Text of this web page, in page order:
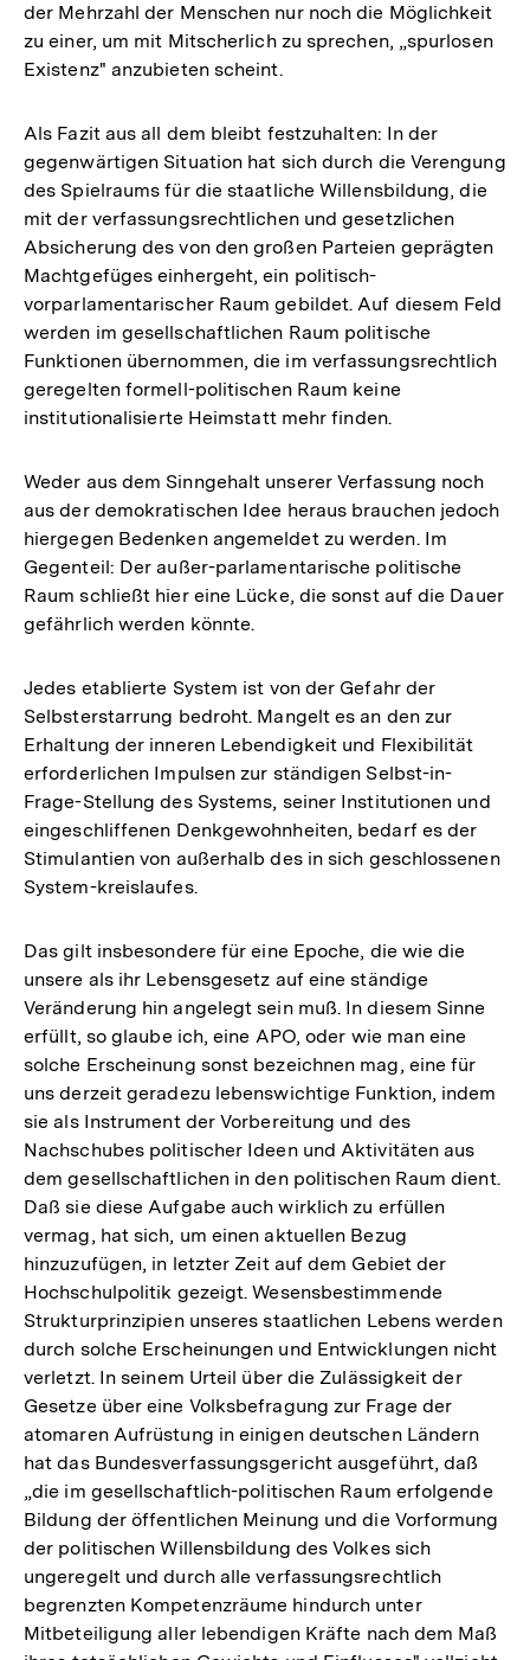
der Mehrzahl der Menschen nur noch die Möglichkeit
zu einer, um mit Mitscherlich zu sprechen, „spurlosen
Existenz" anzubieten scheint.
Als Fazit aus all dem bleibt festzuhalten: In der
gegenwärtigen Situation hat sich durch die Verengung
des Spielraums für die staatliche Willensbildung, die
mit der verfassungsrechtlichen und gesetzlichen
Absicherung des von den großen Parteien geprägten
Machtgefüges einhergeht, ein politisch-
vorparlamentarischer Raum gebildet. Auf diesem Feld
werden im gesellschaftlichen Raum politische
Funktionen übernommen, die im verfassungsrechtlich
geregelten formell-politischen Raum keine
institutionalisierte Heimstatt mehr finden.
Weder aus dem Sinngehalt unserer Verfassung noch
aus der demokratischen Idee heraus brauchen jedoch
hiergegen Bedenken angemeldet zu werden. Im
Gegenteil: Der außer-parlamentarische politische
Raum schließt hier eine Lücke, die sonst auf die Dauer
gefährlich werden könnte.
Jedes etablierte System ist von der Gefahr der
Selbsterstarrung bedroht. Mangelt es an den zur
Erhaltung der inneren Lebendigkeit und Flexibilität
erforderlichen Impulsen zur ständigen Selbst-in-
Frage-Stellung des Systems, seiner Institutionen und
eingeschliffenen Denkgewohnheiten, bedarf es der
Stimulantien von außerhalb des in sich geschlossenen
System-kreislaufes.
Das gilt insbesondere für eine Epoche, die wie die
unsere als ihr Lebensgesetz auf eine ständige
Veränderung hin angelegt sein muß. In diesem Sinne
erfüllt, so glaube ich, eine APO, oder wie man eine
solche Erscheinung sonst bezeichnen mag, eine für
uns derzeit geradezu lebenswichtige Funktion, indem
sie als Instrument der Vorbereitung und des
Nachschubes politischer Ideen und Aktivitäten aus
dem gesellschaftlichen in den politischen Raum dient.
Daß sie diese Aufgabe auch wirklich zu erfüllen
vermag, hat sich, um einen aktuellen Bezug
hinzuzufügen, in letzter Zeit auf dem Gebiet der
Hochschulpolitik gezeigt. Wesensbestimmende
Strukturprinzipien unseres staatlichen Lebens werden
durch solche Erscheinungen und Entwicklungen nicht
verletzt. In seinem Urteil über die Zulässigkeit der
Gesetze über eine Volksbefragung zur Frage der
atomaren Aufrüstung in einigen deutschen Ländern
hat das Bundesverfassungsgericht ausgeführt, daß
„die im gesellschaftlich-politischen Raum erfolgende
Bildung der öffentlichen Meinung und die Vorformung
der politischen Willensbildung des Volkes sich
ungeregelt und durch alle verfassungsrechtlich
begrenzten Kompetenzräume hindurch unter
Mitbeteiligung aller lebendigen Kräfte nach dem Maß